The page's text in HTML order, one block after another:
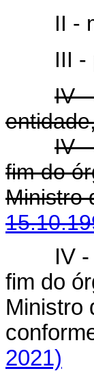
II -
III -
IV -
IV -
fim do
IV
fim do
Ministro
2021)